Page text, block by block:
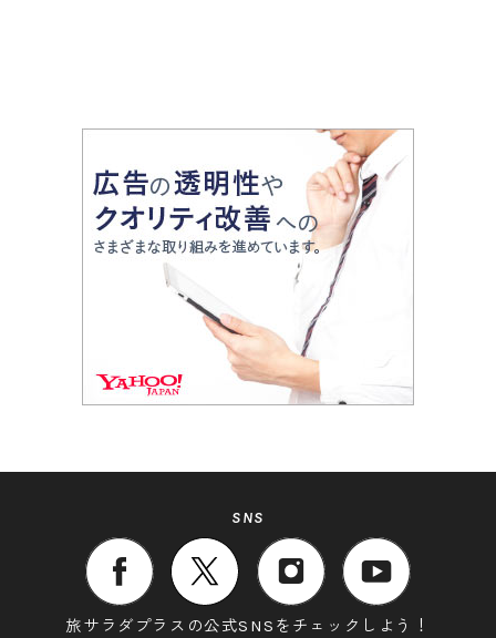
SNS
旅サラダプラスの公式SNSをチェックしよう！